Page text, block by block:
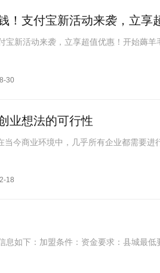
！支付宝新活动来袭，立享
，立享超值优惠！开始薅羊毛 亲爱的朋友们，好消息来啦！支付
30
业想法的可行性
当今商业环境中，几乎所有企业都需要
18
息如下：加盟条件：资金要求：县城最